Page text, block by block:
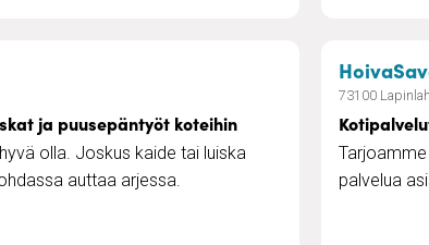
– Kaiteet, luiskat ja puusepäntyöt koteihin
ja puusepäntyöt koteihin
olla. Joskus kaide tai luiska
auttaa arjessa.
73100
palvelua